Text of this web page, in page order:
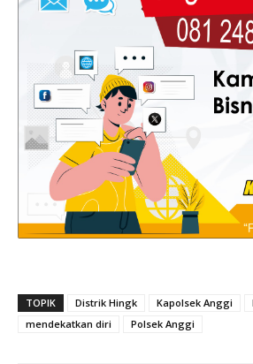
TOPIK Distrik Hingk Kapolsek Anggi
mendekatkan diri
Polsek Anggi